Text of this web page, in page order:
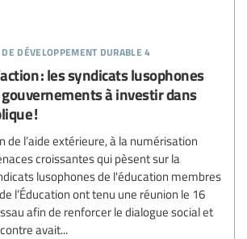
développement durable 4
: les syndicats lusophones
à investir dans
!
de l’aide extérieure, à la numérisation
croissantes qui pèsent sur la
lusophones de l'éducation membres
l’Éducation ont tenu une réunion le 16
afin de renforcer le dialogue social et
avait...